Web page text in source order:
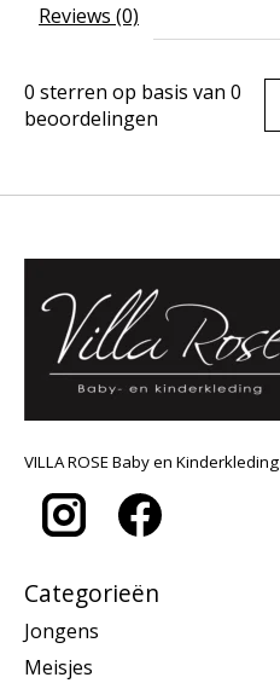
Reviews (0)
0 sterren op basis van 0
beoordelingen
VILLA ROSE Baby en Kinderkleding
Categorieën
Jongens
Meisjes